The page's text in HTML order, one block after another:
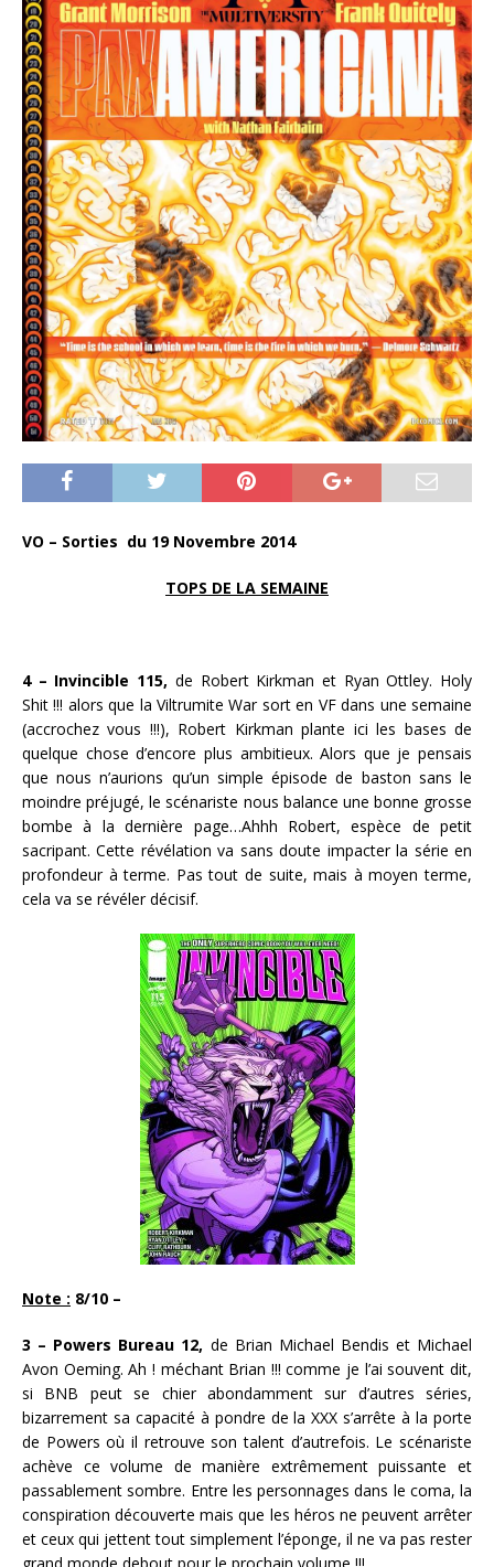
VO – Sorties du 19 Novembre 2014
TOPS DE LA SEMAINE
4 – Invincible 115, de Robert Kirkman et Ryan Ottley. Holy
Shit !!! alors que la Viltrumite War sort en VF dans une semaine
(accrochez vous !!!), Robert Kirkman plante ici les bases de
quelque chose d’encore plus ambitieux. Alors que je pensais
que nous n’aurions qu’un simple épisode de baston sans le
moindre préjugé, le scénariste nous balance une bonne grosse
bombe à la dernière page…Ahhh Robert, espèce de petit
sacripant. Cette révélation va sans doute impacter la série en
profondeur à terme. Pas tout de suite, mais à moyen terme,
cela va se révéler décisif.
Note : 8/10 –
3 – Powers Bureau 12, de Brian Michael Bendis et Michael
Avon Oeming. Ah ! méchant Brian !!! comme je l’ai souvent dit,
si BNB peut se chier abondamment sur d’autres séries,
bizarrement sa capacité à pondre de la XXX s’arrête à la porte
de Powers où il retrouve son talent d’autrefois. Le scénariste
achève ce volume de manière extrêmement puissante et
passablement sombre. Entre les personnages dans le coma, la
conspiration découverte mais que les héros ne peuvent arrêter
et ceux qui jettent tout simplement l’éponge, il ne va pas rester